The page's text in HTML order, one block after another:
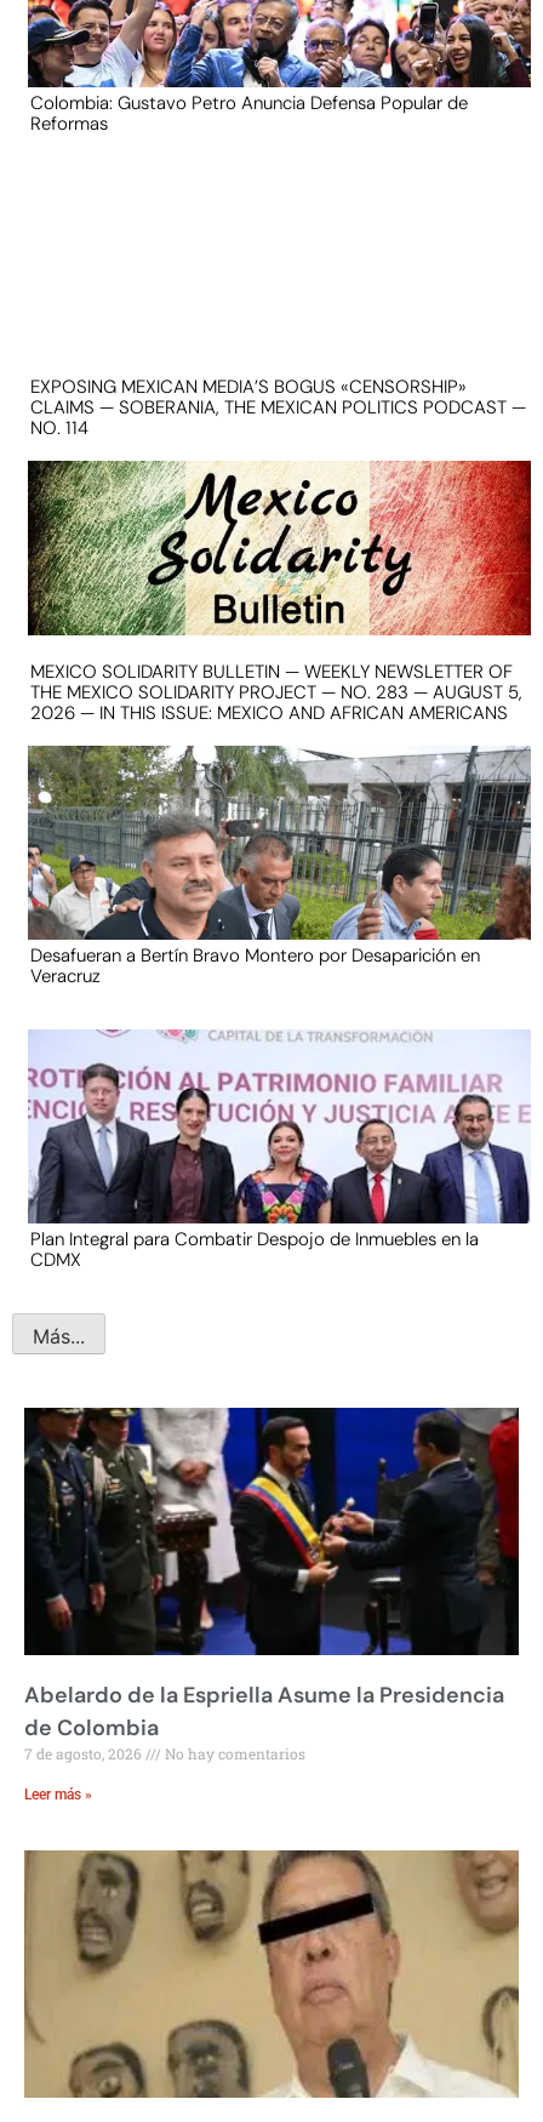
Colombia: Gustavo Petro Anuncia Defensa Popular de
Reformas
EXPOSING MEXICAN MEDIA’S BOGUS «CENSORSHIP»
CLAIMS — SOBERANIA, THE MEXICAN POLITICS PODCAST —
NO. 114
MEXICO SOLIDARITY BULLETIN — WEEKLY NEWSLETTER OF
THE MEXICO SOLIDARITY PROJECT — NO. 283 — AUGUST 5,
2026 — IN THIS ISSUE: MEXICO AND AFRICAN AMERICANS
Desafueran a Bertín Bravo Montero por Desaparición en
Veracruz
Plan Integral para Combatir Despojo de Inmuebles en la
CDMX
Más...
Abelardo de la Espriella Asume la Presidencia
de Colombia
7 de agosto, 2026 No hay comentarios
Leer más »